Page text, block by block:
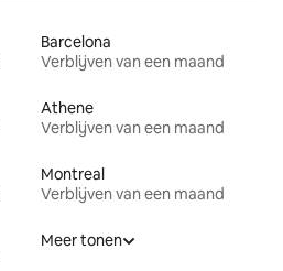
Barcelona
Verblijven van een maand
Athene
Verblijven van een maand
Montreal
Verblijven van een maand
Meer tonen